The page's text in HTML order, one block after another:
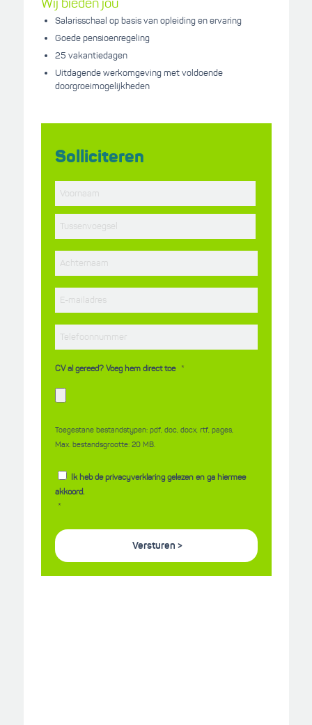
Salarisschaal op basis van opleiding en ervaring
Goede pensioenregeling
25 vakantiedagen
Uitdagende werkomgeving met voldoende
doorgroeimogelijkheden
Solliciteren
mailadres
CV al gereed? Voeg hem direct toe *
Toegestane bestandstypen: pdf, doc, docx, rtf, pages,
Max. bestandsgrootte: 20 MB.
Ik heb de privacyverklaring gelezen en ga hiermee
akkoord.
*
CAPTCHA